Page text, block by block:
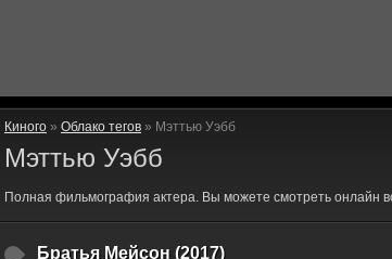
Киного » Облако тегов » Мэттью Уэбб
Мэттью Уэбб
Полная фильмография актера. Вы можете смотреть онлайн
Братья Мейсон (2017)